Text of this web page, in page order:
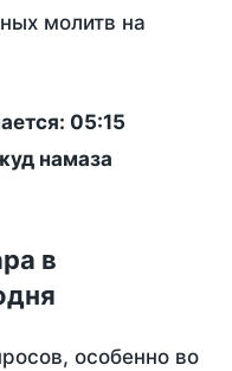
молитв на
05:15
намаза
в
особенно во